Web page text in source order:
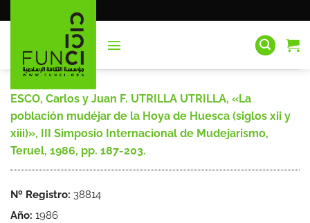
al
ESCO, Carlos y Juan F. UTRILLA UTRILLA, «La
población mudéjar de la Hoya de Huesca (siglos xii y
xiii)», III Simposio Internacional de Mudejarismo,
Teruel, 1986, pp. 187-203.
Nº Registro: 38814
Año: 1986